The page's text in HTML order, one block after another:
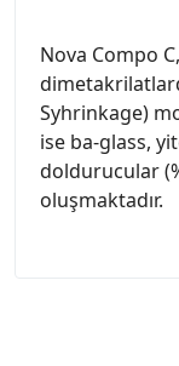
Nova Compo
Syhrinkage)
ise ba-glass,
doldurucular
oluşmaktadır.